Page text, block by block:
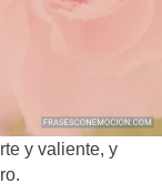
y valiente, y